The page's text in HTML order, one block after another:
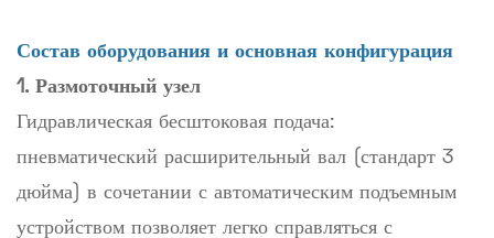
Состав оборудования и основная конфигурация
1. Размоточный узел
Гидравлическая бесштоковая подача:
пневматический расширительный вал (стандарт 3
дюйма) в сочетании с автоматическим подъемным
устройством позволяет легко справляться с